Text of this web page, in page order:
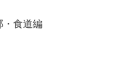
食道編